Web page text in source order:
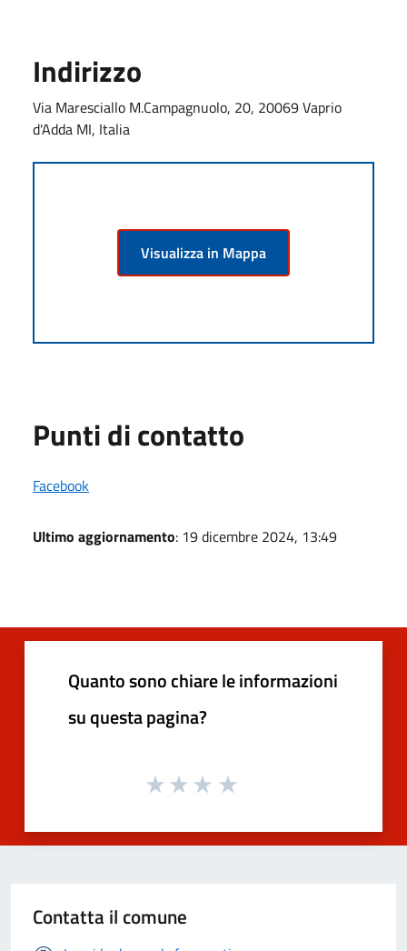
Indirizzo
Via Maresciallo M.Campagnuolo, 20, 20069 Vaprio
d'Adda MI, Italia
Visualizza in Mappa
Punti di contatto
Facebook
Ultimo aggiornamento: 19 dicembre 2024, 13:49
Quanto sono chiare le informazioni
su questa pagina?
Contatta il comune